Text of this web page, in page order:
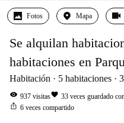
Fotos Mapa
Se alquilan
habitaciones en
Habitación 5 habitaciones 3
visibility 937 visitasfavorite 33 veces guardado
ios_share 6 veces compartido